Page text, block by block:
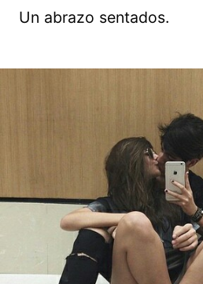
Un abrazo sentados.